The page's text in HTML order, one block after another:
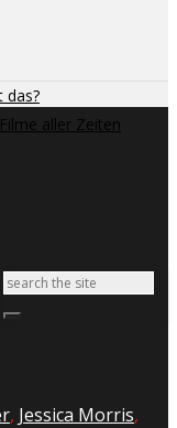
das?
aller Zeiten
, Jessica Morris,